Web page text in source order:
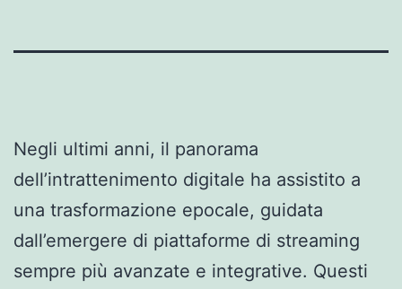
Negli ultimi anni, il panorama
dell’intrattenimento digitale ha assistito a
una trasformazione epocale, guidata
dall’emergere di piattaforme di streaming
sempre più avanzate e integrative. Questi